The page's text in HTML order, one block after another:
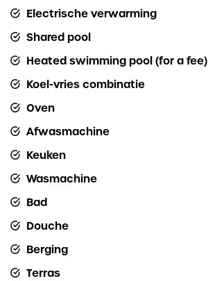
Electrische verwarming
Shared pool
Heated swimming pool (for a fee)
Koel-vries combinatie
Oven
Afwasmachine
Keuken
Wasmachine
Bad
Douche
Berging
Terras